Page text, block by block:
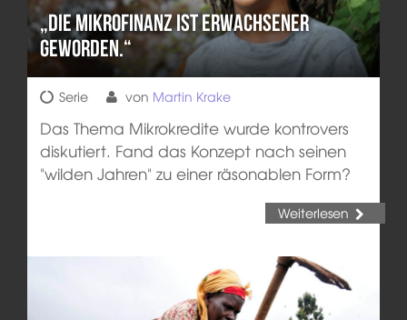
„Die Mikrofinanz ist erwachsener
geworden.“
Serie von Martin Krake
Das Thema Mikrokredite wurde kontrovers
diskutiert. Fand das Konzept nach seinen
"wilden Jahren" zu einer räsonablen Form?
Weiterlesen